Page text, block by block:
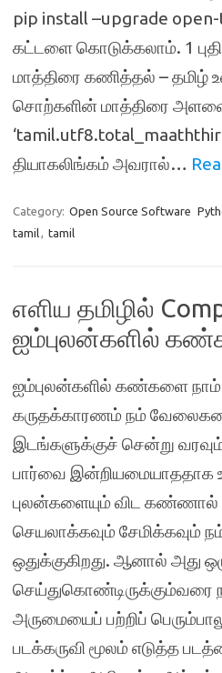
pip install –upgrade
கட்டளை கொடுக்கலாம். 1
மாத்திரை கணித்தல் – தமிழ்
சொற்களின் மாத்திரை அளவை
தியாகலிங்கம் அவரால்…
Category: Open Source Software
tamil, tamil
எளிய தமிழில்
ஐம்புலன்களில்
ஐம்புலன்களில் கண்களை
கருதக்காரணம் நம்
இடங்களுக்குச் சென்று
பார்வை இன்றியமையாததாக
புலன்களையும் விட
செயலாக்கவும் சேமிக்கவும்
ஒதுக்குகிறது. ஆனால் அது
அருமையைப் பற்றிப்
படக்கருவி மூலம் எடுத்த